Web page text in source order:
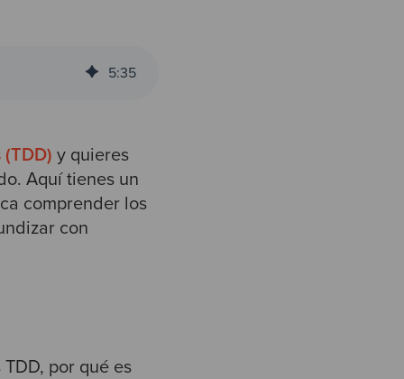
5:35
y quieres
Aquí tienes un
comprender los
con
por qué es